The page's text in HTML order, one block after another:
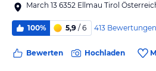
March 13 6352 Ellmau Tirol
100% 5,9 / 6 413 Bewertungen
Bewerten Hochladen